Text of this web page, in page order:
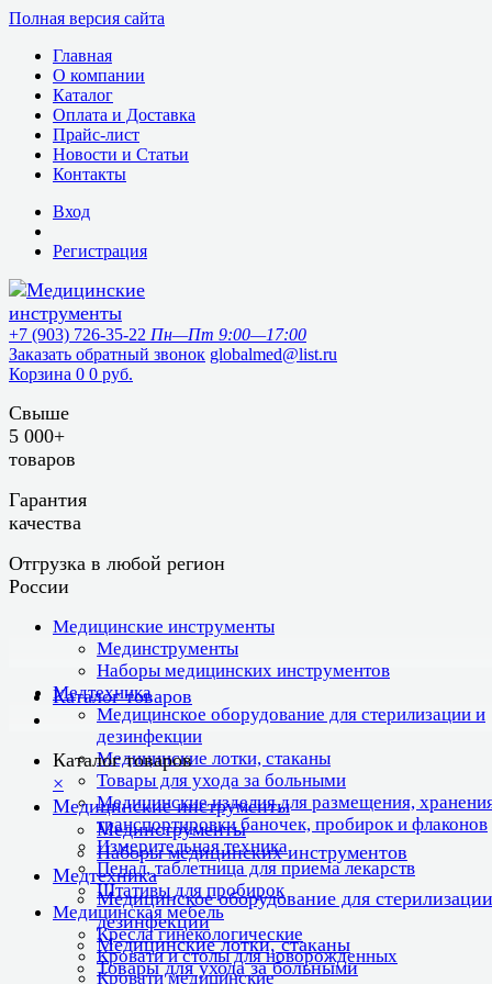
Полная версия сайта
Главная
О компании
Каталог
Оплата и Доставка
Прайс-лист
Новости и Статьи
Контакты
Вход
Регистрация
+7 (903) 726-35-22 Пн—Пт 9:00—17:00
Заказать обратный звонок globalmed@list.ru
Корзина 0 0 руб.
Свыше
5 000+
товаров
Гарантия
качества
Отгрузка в любой регион
России
Медицинские инструменты
Мединструменты
Наборы медицинских инструментов
Медтехника
Медицинское оборудование для стерилизации и
дезинфекции
Медицинские лотки, стаканы
Товары для ухода за больными
Медицинские изделия для размещения,
транспортировки баночек, пробирок и флаконов
Измерительная техника
Пенал, таблетница для приема лекарств
Штативы для пробирок
Медицинская мебель
Кресла гинекологические
Кровати и столы для новорожденных
Кровати медицинские
Каталог товаров
Каталог товаров
×
Медицинские инструменты
Мединструменты
Наборы медицинских инструментов
Медтехника
Медицинское оборудование для
дезинфекции
Медицинские лотки, стаканы
Товары для ухода за больными